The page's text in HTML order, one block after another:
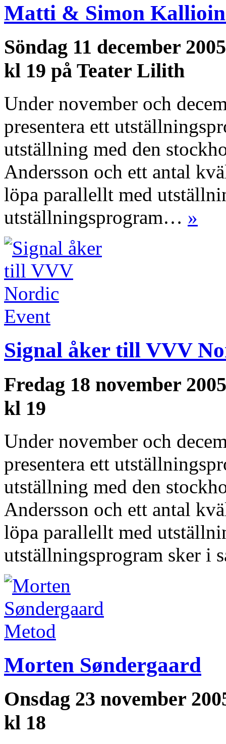
Matti & Simon
Söndag 11 december 2005
kl 19 på Teater Lilith
Under november och
presentera ett
utställning med den
Andersson och ett antal
löpa parallellt med
utställningsprogram… »
Event
Signal åker till VVV
Fredag 18 november 2005
kl 19
Under november och
presentera ett
utställning med den
Andersson och ett antal
löpa parallellt med
utställningsprogram sker i
Metod
Morten Søndergaard
Onsdag 23 november
kl 18